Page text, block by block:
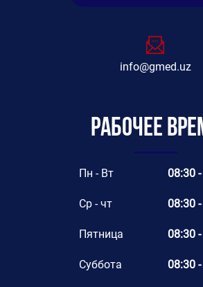
info@gmed.uz
Рабочее
Пн - Вт 08:30
Ср - чт 08:30
Пятница 08:30
Суббота 08:30